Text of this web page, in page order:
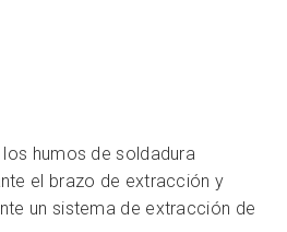
humos de soldadura
el brazo de extracción y
un sistema de extracción de